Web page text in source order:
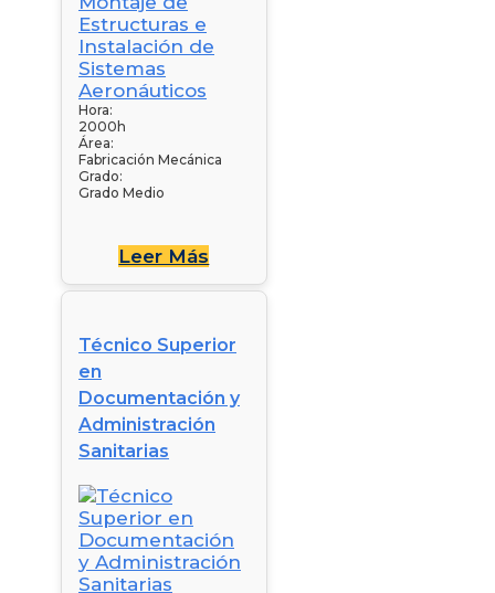
Hora:
2000h
Área:
Fabricación Mecánica
Grado:
Grado Medio
Leer Más
Técnico Superior
en
Documentación y
Administración
Sanitarias